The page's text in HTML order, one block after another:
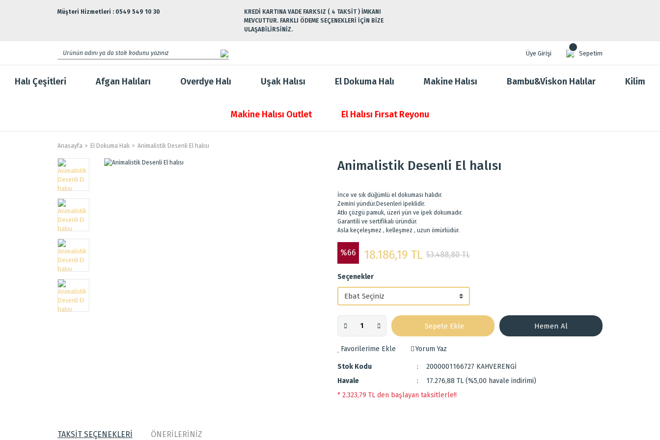
Müşteri Hizmetleri : 0549 549 10 30
KREDİ KARTINA VADE FARKSIZ ( 4 TAKSİT ) İMKANI
MEVCUTTUR. FARKLI ÖDEME SEÇENEKLERİ İÇİN BİZE
ULAŞABİLİRSİNİZ.
Üye Girişi Sepetim
Halı Çeşitleri Afgan Halıları Overdye Halı Uşak Halısı El Dokuma Halı Makine Halısı Bambu&Viskon Halılar Kilim
Makine Halısı Outlet El Halısı Fırsat Reyonu
Anasayfa El Dokuma Halı Animalistik Desenli El halısı
Animalistik Desenli El halısı
İnce ve sık düğümlü el dokuması halıdır.
Zemini yündür.Desenleri ipeklidir.
Atkı çözgü pamuk, üzeri yün ve ipek dokumadır.
Garantili ve sertifikalı üründür.
Asla keçeleşmez , kelleşmez , uzun ömürlüdür.
%66 18.186,19 TL 53.488,80 TL
Seçenekler
Sepete Ekle Hemen Al
Yorum Yaz
Stok Kodu
2000001166727 KAHVERENGİ
Havale
17.276,88 TL (%5,00 havale indirimi)
* 2.323,79 TL den başlayan taksitlerle!!
TAKSİT SEÇENEKLERİ ÖNERİLERİNİZ